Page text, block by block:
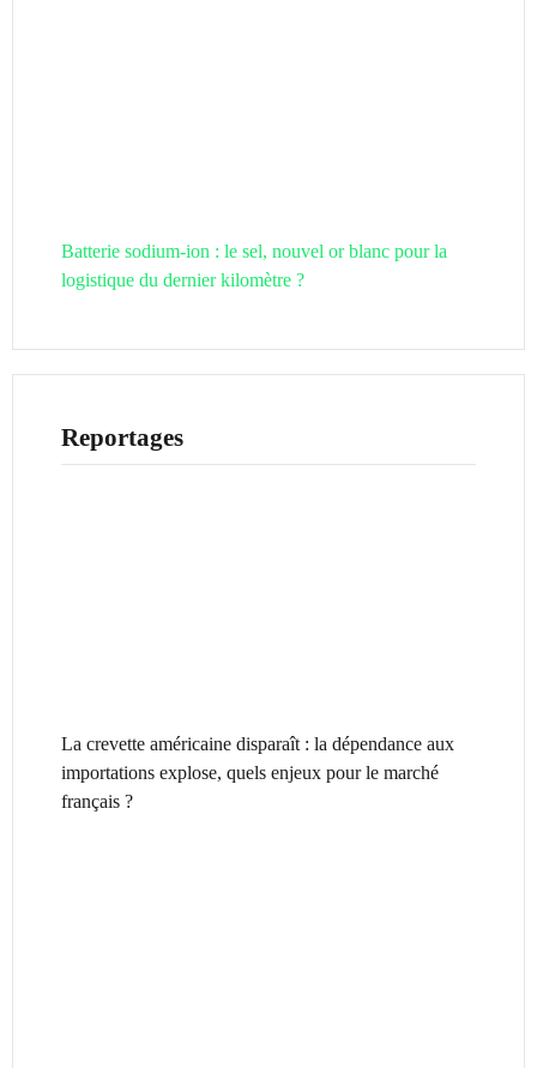
Batterie sodium-ion : le sel, nouvel or blanc pour la
logistique du dernier kilomètre ?
Reportages
La crevette américaine disparaît : la dépendance aux
importations explose, quels enjeux pour le marché
français ?